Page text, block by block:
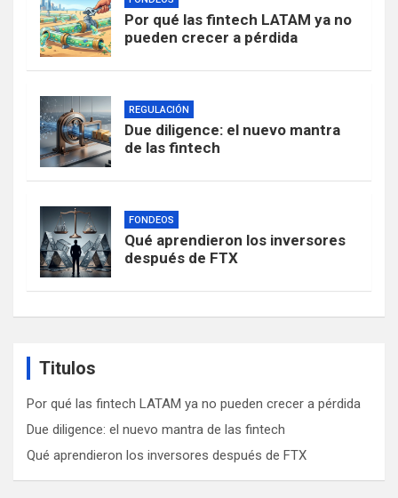
Por qué las fintech LATAM ya no
pueden crecer a pérdida
REGULACIÓN
Due diligence: el nuevo mantra
de las fintech
FONDEOS
Qué aprendieron los inversores
después de FTX
Titulos
Por qué las fintech LATAM ya no pueden crecer a pérdida
Due diligence: el nuevo mantra de las fintech
Qué aprendieron los inversores después de FTX